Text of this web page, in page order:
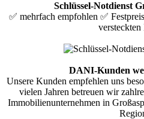
Schlüssel-Notdienst
✅ mehrfach empfohlen ✅
versteckten
DANI-Kunden
Unsere Kunden empfehlen uns
vielen Jahren betreuen wir
Immobilienunternehmen in